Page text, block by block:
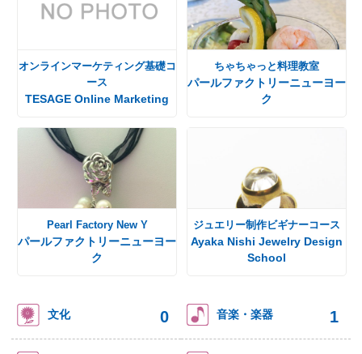
オンラインマーケティング基礎コ
ース
TESAGE Online Marketing
ちゃちゃっと料理教室
パールファクトリーニューヨー
ク
Pearl Factory New Y
パールファクトリーニューヨー
ク
ジュエリー制作ビギナーコース
Ayaka Nishi Jewelry Design
School
文化 0 音楽・楽器 1